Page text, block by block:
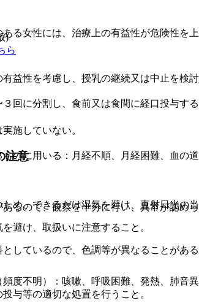
る女性には、治療上の有益性が危険性を
益性を考慮し、授乳の継続又は中止を検討
施していない。
注意
め、できるだけ湿気を避け、直射日光の
避け、取扱いに注意すること。
しているので、色調等が異なることがある
)
ら
回に分割し、食前又は食間に経口投与す
のに用いる：月経不順、月経困難、血の
るので、観察を十分に行い、異常が認め
度不明）：咳嗽、呼吸困難、発熱、肺音
与等の適切な処置を行うこと。